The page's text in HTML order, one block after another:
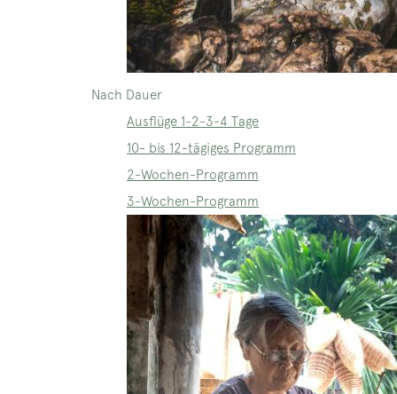
Nach Dauer
Ausflüge 1-2-3-4 Tage
10- bis 12-tägiges Programm
2-Wochen-Programm
3-Wochen-Programm